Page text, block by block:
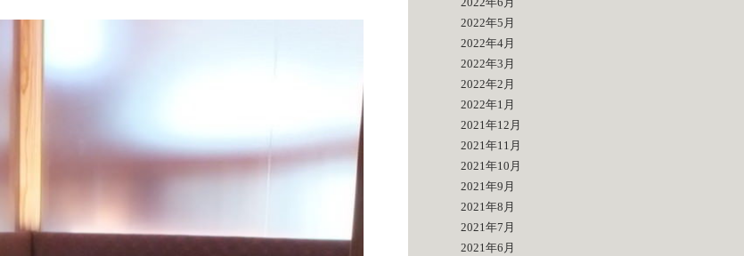
2022年5月
2022年4月
2022年3月
2022年2月
2022年1月
2021年12月
2021年11月
2021年10月
2021年9月
2021年8月
2021年7月
2021年6月